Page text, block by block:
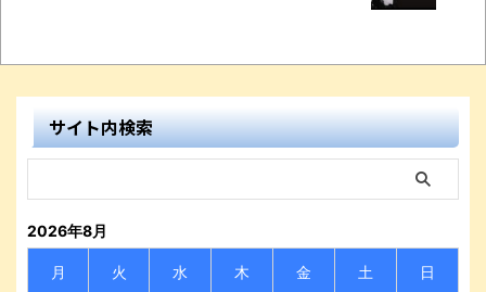
サイト内検索
2026年8月
月 火 水 木 金 土 日